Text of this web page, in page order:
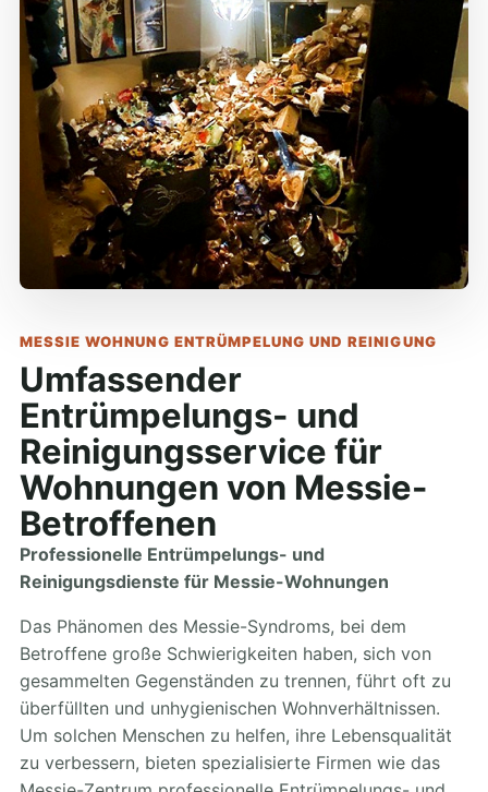
MESSIE WOHNUNG ENTRÜMPELUNG UND REINIGUNG
Umfassender
Entrümpelungs- und
Reinigungsservice für
Wohnungen von Messie-
Betroffenen
Professionelle Entrümpelungs- und
Reinigungsdienste für Messie-Wohnungen
Das Phänomen des Messie-Syndroms, bei dem
Betroffene große Schwierigkeiten haben, sich von
gesammelten Gegenständen zu trennen, führt oft zu
überfüllten und unhygienischen Wohnverhältnissen.
Um solchen Menschen zu helfen, ihre Lebensqualität
zu verbessern, bieten spezialisierte Firmen wie das